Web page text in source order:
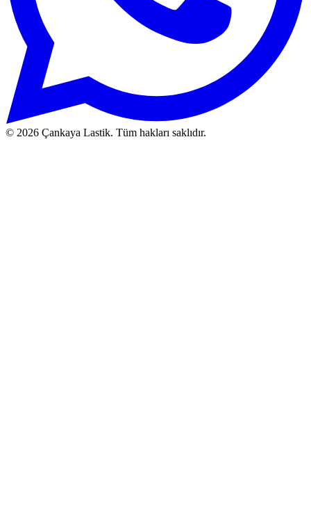
© 2026 Çankaya Lastik. Tüm hakları saklıdır.